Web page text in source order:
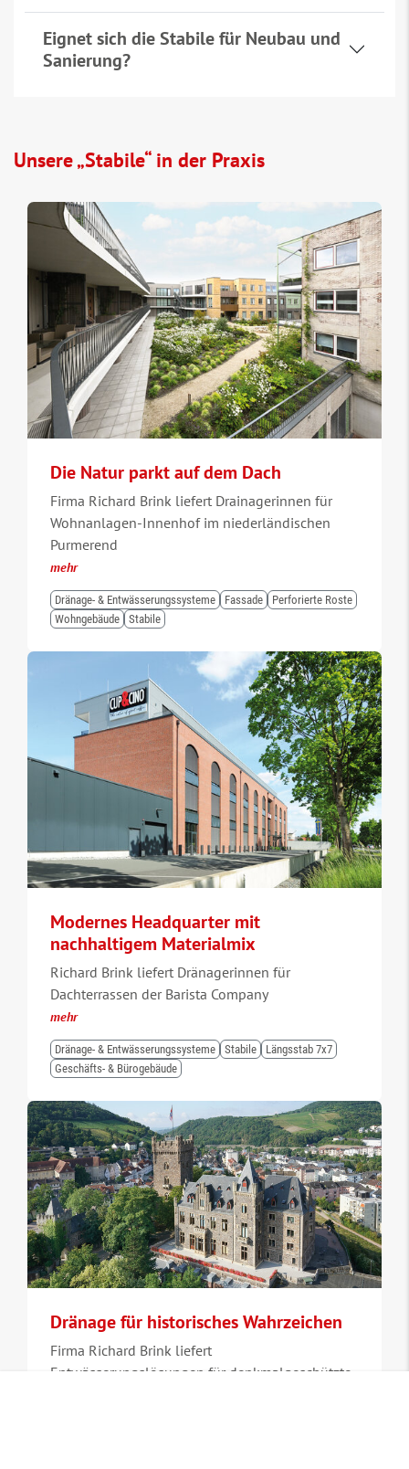
Eignet sich die Stabile für Neubau und
Sanierung?
Unsere „Stabile“ in der Praxis
Die Natur parkt auf dem Dach
Firma Richard Brink liefert Drainagerinnen für
Wohnanlagen-Innenhof im niederländischen
Purmerend
mehr
Dränage- & Entwässerungssysteme Fassade
Perforierte Roste
Wohngebäude
Stabile
Modernes Headquarter mit
nachhaltigem Materialmix
Richard Brink liefert Dränagerinnen für
Dachterrassen der Barista Company
mehr
Dränage- & Entwässerungssysteme Stabile
Längsstab 7x7
Geschäfts- & Bürogebäude
Dränage für historisches Wahrzeichen
Firma Richard Brink liefert
Entwässerungslösungen für denkmalgeschützte